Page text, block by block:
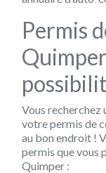
Permis
Vous
votre permis de
au bon endroit !
permis que vous
Quimper :